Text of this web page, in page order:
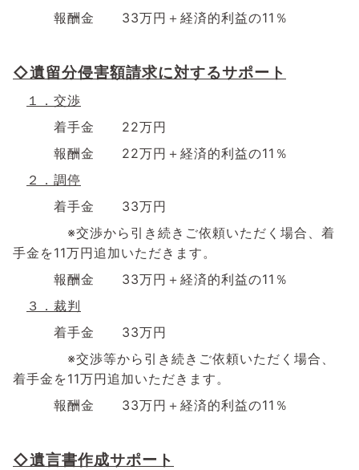
報酬金 33万円＋経済的利益の11 ％
◇遺留分侵害額請求に対するサポート
１．交渉
着手金 22万円
報酬金 22万円＋経済的利益の11 ％
２．調停
着手金 33万円
※交渉から引き続きご依頼いただく場合、着
手金を11万円追加いただきます。
報酬金 33万円＋経済的利益の11 ％
３．裁判
着手金 33万円
※交渉等から引き続きご依頼いただく場合、
着手金を11万円追加いただきます。
報酬金 33万円＋経済的利益の11 ％
◇遺言書作成サポート